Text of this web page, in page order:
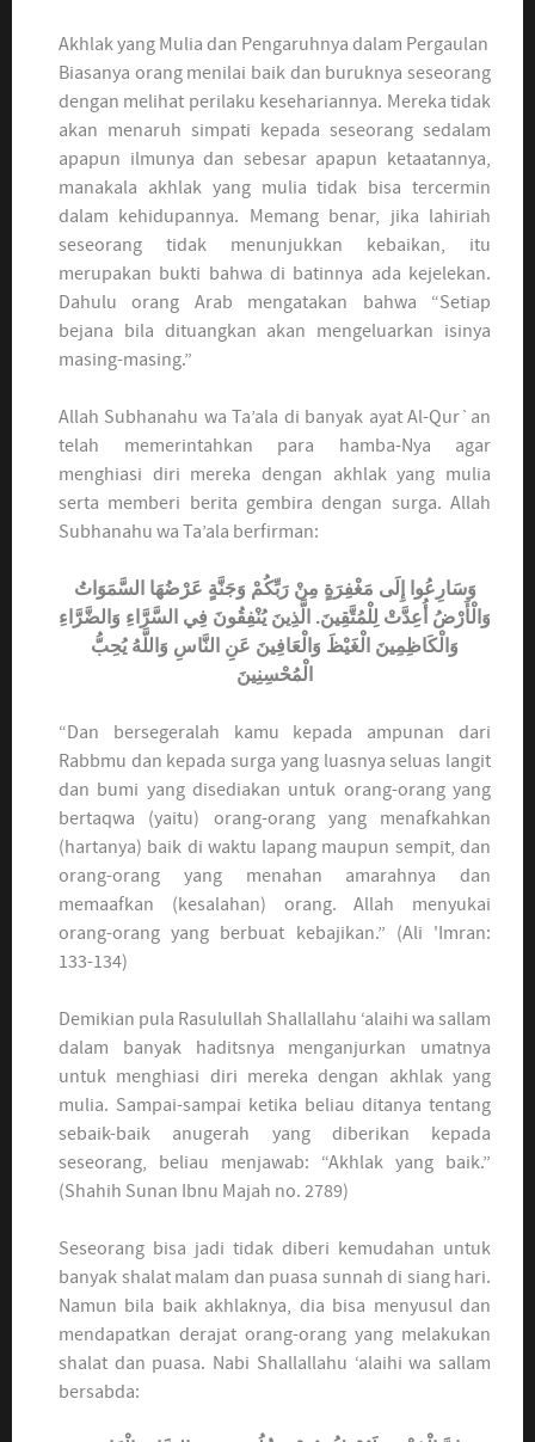
Akhlak yang Mulia dan Pengaruhnya dalam Pergaulan
Biasanya orang menilai baik dan buruknya seseorang
dengan melihat perilaku kesehariannya. Mereka tidak
akan menaruh simpati kepada seseorang sedalam
apapun ilmunya dan sebesar apapun ketaatannya,
manakala akhlak yang mulia tidak bisa tercermin
dalam kehidupannya. Memang benar, jika lahiriah
seseorang tidak menunjukkan kebaikan, itu
merupakan bukti bahwa di batinnya ada kejelekan.
Dahulu orang Arab mengatakan bahwa “Setiap
bejana bila dituangkan akan mengeluarkan isinya
masing-masing.”
Allah Subhanahu wa Ta’ala di banyak ayat Al-Qur`an
telah memerintahkan para hamba-Nya agar
menghiasi diri mereka dengan akhlak yang mulia
serta memberi berita gembira dengan surga. Allah
Subhanahu wa Ta’ala berfirman:
وَسَارِعُوا إِلَى مَغْفِرَةٍ مِنْ رَبِّكُمْ وَجَنَّةٍ عَرْضُهَا السَّمَوَاتُ
وَالْأَرْضُ أُعِدَّتْ لِلْمُتَّقِينَ. الَّذِينَ يُنْفِقُونَ فِي السَّرَّاءِ وَالضَّرَّاءِ
وَالْكَاظِمِينَ الْغَيْظَ وَالْعَافِينَ عَنِ النَّاسِ وَاللَّهُ يُحِبُّ
الْمُحْسِنِينَ
“Dan bersegeralah kamu kepada ampunan dari
Rabbmu dan kepada surga yang luasnya seluas langit
dan bumi yang disediakan untuk orang-orang yang
bertaqwa (yaitu) orang-orang yang menafkahkan
(hartanya) baik di waktu lapang maupun sempit, dan
orang-orang yang menahan amarahnya dan
memaafkan (kesalahan) orang. Allah menyukai
orang-orang yang berbuat kebajikan.” (Ali 'Imran:
133-134)
Demikian pula Rasulullah Shallallahu ‘alaihi wa sallam
dalam banyak haditsnya menganjurkan umatnya
untuk menghiasi diri mereka dengan akhlak yang
mulia. Sampai-sampai ketika beliau ditanya tentang
sebaik-baik anugerah yang diberikan kepada
seseorang, beliau menjawab: “Akhlak yang baik.”
(Shahih Sunan Ibnu Majah no. 2789)
Seseorang bisa jadi tidak diberi kemudahan untuk
banyak shalat malam dan puasa sunnah di siang hari.
Namun bila baik akhlaknya, dia bisa menyusul dan
mendapatkan derajat orang-orang yang melakukan
shalat dan puasa. Nabi Shallallahu ‘alaihi wa sallam
bersabda: